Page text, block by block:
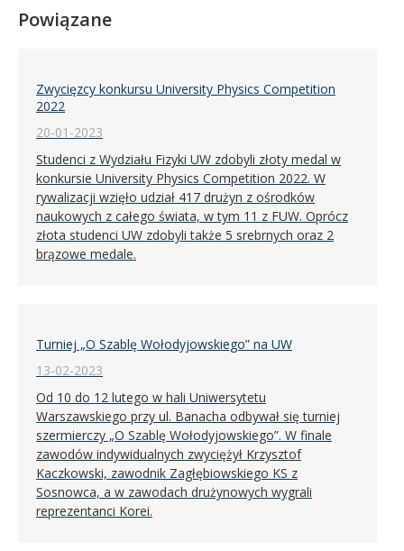
Powiązane
Zwycięzcy konkursu University Physics Competition
2022
20-01-2023
Studenci z Wydziału Fizyki UW zdobyli złoty medal w
konkursie University Physics Competition 2022. W
rywalizacji wzięło udział 417 drużyn z ośrodków
naukowych z całego świata, w tym 11 z FUW. Oprócz
złota studenci UW zdobyli także 5 srebrnych oraz 2
brązowe medale.
Turniej „O Szablę Wołodyjowskiego” na UW
13-02-2023
Od 10 do 12 lutego w hali Uniwersytetu
Warszawskiego przy ul. Banacha odbywał się turniej
szermierczy „O Szablę Wołodyjowskiego”. W finale
zawodów indywidualnych zwyciężył Krzysztof
Kaczkowski, zawodnik Zagłębiowskiego KS z
Sosnowca, a w zawodach drużynowych wygrali
reprezentanci Korei.